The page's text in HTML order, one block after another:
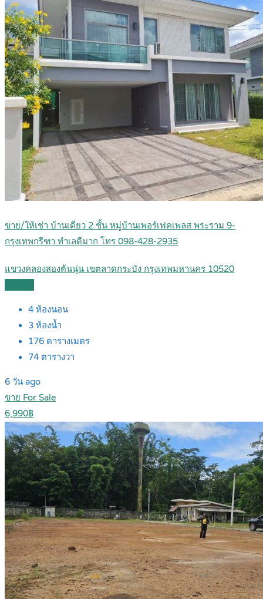
ขาย/ให้เช่า บ้านเดี่ยว 2 ชั้น หมู่บ้านเพอร์เฟคเพลส พระราม 9-
กรุงเทพกรีฑา ทำเลดีมาก โทร 098-428-2935
แขวงคลองสองต้นนุ่น เขตลาดกระบัง กรุงเทพมหานคร 10520
4 ห้องนอน
3 ห้องน้ำ
176 ตารางเมตร
74 ตารางวา
6 วัน ago
ขาย For Sale
6,990฿